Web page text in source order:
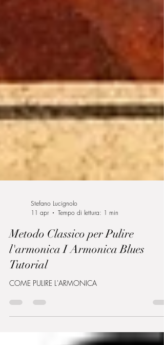
Stefano Lucignolo
11 apr
Metodo Classico per Pulire
l'armonica I Armonica Blues
Tutorial
COME PULIRE L'ARMONICA